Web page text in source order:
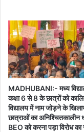
MADHUBANI:- मध्य
कक्षा 6 से 8 के छात्रों को
विद्यालय में नाम जोड़ने के
छात्राओं का अनिश्चितकालीन
BEO को करना पड़ा विरोध का